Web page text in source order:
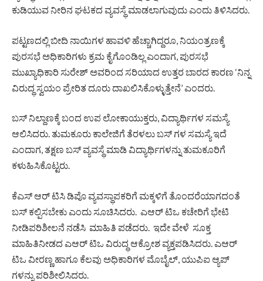
ಕುಡಿಯುವ ನೀರಿನ ಘಟಕದ ವ್ಯವಸ್ಥೆ ಮಾಡಲಾಗುವುದು ಎಂದು ತಿಳಿಸಿದರು.
ಪಟ್ಟಣದಲ್ಲಿ ಬೀದಿ ನಾಯಿಗಳ ಹಾವಳಿ ಹೆಚ್ಚಾಗಿದ್ದರೂ, ನಿಯಂತ್ರಣಕ್ಕೆ
ಪುರಸಭೆ ಅಧಿಕಾರಿಗಳು ಕ್ರಮ ಕೈಗೊಂಡಿಲ್ಲ ಎಂದಾಗ, ಪುರಸಭೆ
ಮುಖ್ಯಾಧಿಕಾರಿ ಸುರೇಶ್ ಅವರಿಂದ ಸರಿಯಾದ ಉತ್ತರ ಬಾರದ ಕಾರಣ ‘ನಿನ್ನ
ವಿರುದ್ಧ ಸ್ವಯಂ ಪ್ರೇರಿತ ದೂರು ದಾಖಲಿಸಿಕೊಳ್ಳುತ್ತೇನೆ’ ಎಂದರು.
ಬಸ್‌ ನಿಲ್ದಾಣಕ್ಕೆ ಬಂದ ಉಪ ಲೋಕಾಯುಕ್ತರು, ವಿದ್ಯಾರ್ಥಿಗಳ ಸಮಸ್ಯೆ
ಆಲಿಸಿದರು. ತುಮಕೂರು ಕಾಲೇಜಿಗೆ ತೆರಳಲು ಬಸ್‌ ಗಳ ಸಮಸ್ಯೆ ಇದೆ
ಎಂದಾಗ, ತಕ್ಷಣ ಬಸ್ ವ್ಯವಸ್ಥೆ ಮಾಡಿ ವಿದ್ಯಾರ್ಥಿಗಳನ್ನು ತುಮಕೂರಿಗೆ
ಕಳುಹಿಸಿಕೊಟ್ಟರು.
ಕೆಎಸ್‌ ಆರ್‌ ಟಿಸಿ ಡಿಪೊ ವ್ಯವಸ್ಥಾಪಕರಿಗೆ ಮಕ್ಕಳಿಗೆ ತೊಂದರೆಯಾಗದಂತೆ
ಬಸ್ ಕಲ್ಪಿಸಬೇಕು ಎಂದು ಸೂಚಿಸಿದರು. ಎಆರ್‌ ಟಿಒ ಕಚೇರಿಗೆ ಭೇಟಿ
ನೀಡಿಪರಿಶೀಲನೆ ನಡೆಸಿ ಮಾಹಿತಿ ಪಡೆದರು. ಇದೇ ವೇಳೆ ಸೂಕ್ತ
ಮಾಹಿತಿನೀಡದ ಎಆರ್‌ ಟಿಒ ವಿರುದ್ಧ ಆಕ್ರೋಶ ವ್ಯಕ್ತಪಡಿಸಿದರು. ಎಆರ್‌
ಟಿಒ ವೀರಣ್ಣ ಹಾಗೂ ಕೆಲವು ಅಧಿಕಾರಿಗಳ ಮೊಬೈಲ್, ಯುಪಿಐ ಆ್ಯಪ್‌
ಗಳನ್ನು ಪರಿಶೀಲಿಸಿದರು.